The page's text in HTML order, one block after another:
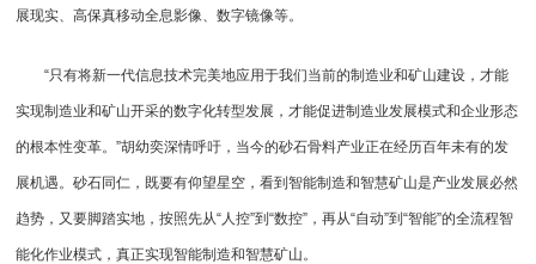
展现实、高保真移动全息影像、数字镜像等。
“只有将新一代信息技术完美地应用于我们当前的制造业和矿山建设，才能
实现制造业和矿山开采的数字化转型发展，才能促进制造业发展模式和企业形态
的根本性变革。”胡幼奕深情呼吁，当今的砂石骨料产业正在经历百年未有的发
展机遇。砂石同仁，既要有仰望星空，看到智能制造和智慧矿山是产业发展必然
趋势，又要脚踏实地，按照先从“人控”到“数控”，再从“自动”到“智能”的全流程智
能化作业模式，真正实现智能制造和智慧矿山。